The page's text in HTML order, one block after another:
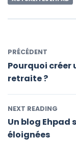
PRÉCÉDENT
Pourquoi créer
retraite ?
NEXT READING
Un blog Ehpad
éloignées